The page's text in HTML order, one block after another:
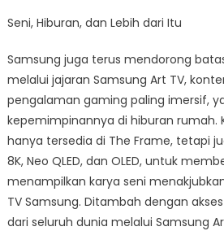
Seni, Hiburan, dan Lebih dari Itu
Samsung juga terus mendorong
melalui jajaran Samsung Art TV,
pengalaman gaming paling imersif,
kepemimpinannya di hiburan rumah.
hanya tersedia di The Frame, tetapi
8K, Neo QLED, dan OLED, untuk
menampilkan karya seni
TV Samsung. Ditambah dengan
dari seluruh dunia melalui Samsung